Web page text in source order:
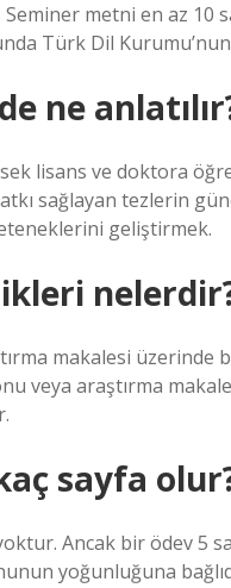
Seminer metni en az
Türk Dil
ne
lisans ve doktora
sağlayan tezlerin
geliştirmek.
makalesi üzerinde
veya araştırma
sayfa
yoktur. Ancak bir ödev
yoğunluğuna